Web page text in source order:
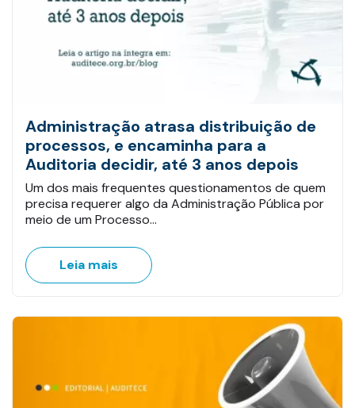
Administração atrasa distribuição de
processos, e encaminha para a
Auditoria decidir, até 3 anos depois
Um dos mais frequentes questionamentos de quem
precisa requerer algo da Administração Pública por
meio de um Processo…
Leia mais